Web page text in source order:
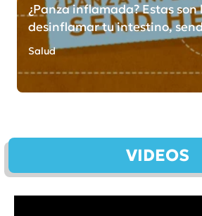
¿Panza inflamada? Estas
desinflamar tu intestino,
Salud
VIDEOS